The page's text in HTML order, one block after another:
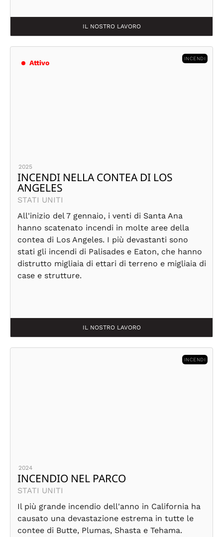
IL NOSTRO LAVORO
Attivo
INCENDI
2025
INCENDI NELLA CONTEA DI LOS
ANGELES
STATI UNITI
All'inizio del 7 gennaio, i venti di Santa Ana
hanno scatenato incendi in molte aree della
contea di Los Angeles. I più devastanti sono
stati gli incendi di Palisades e Eaton, che hanno
distrutto migliaia di ettari di terreno e migliaia di
case e strutture.
IL NOSTRO LAVORO
INCENDI
2024
INCENDIO NEL PARCO
STATI UNITI
Il più grande incendio dell'anno in California ha
causato una devastazione estrema in tutte le
contee di Butte, Plumas, Shasta e Tehama.